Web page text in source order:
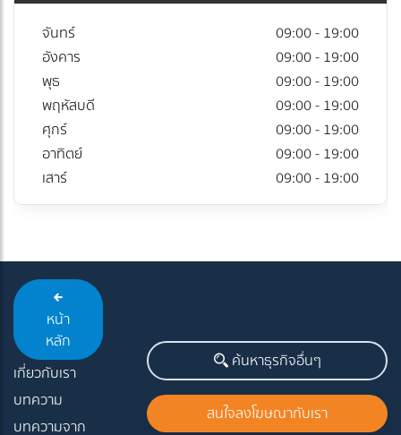
จันทร์
09:00 - 19:00
อังคาร
09:00 - 19:00
พุธ
09:00 - 19:00
พฤหัสบดี
09:00 - 19:00
ศุกร์
09:00 - 19:00
อาทิตย์
09:00 - 19:00
เสาร์
09:00 - 19:00
หน้า
หลัก
เกี่ยวกับเรา
บทความ
บทความจาก
ค้นหาธุรกิจอื่นๆ
สนใจลงโฆษณากับเรา